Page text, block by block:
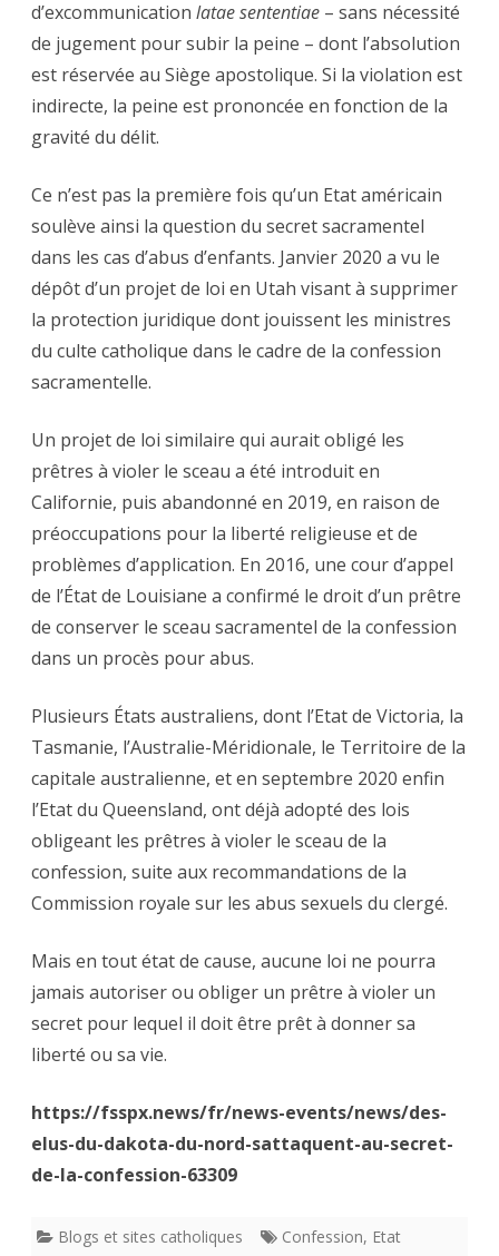
d’excommunication latae sententiae – sans nécessité
de jugement pour subir la peine – dont l’absolution
est réservée au Siège apostolique. Si la violation est
indirecte, la peine est prononcée en fonction de la
gravité du délit.
Ce n’est pas la première fois qu’un Etat américain
soulève ainsi la question du secret sacramentel
dans les cas d’abus d’enfants. Janvier 2020 a vu le
dépôt d’un projet de loi en Utah visant à supprimer
la protection juridique dont jouissent les ministres
du culte catholique dans le cadre de la confession
sacramentelle.
Un projet de loi similaire qui aurait obligé les
prêtres à violer le sceau a été introduit en
Californie, puis abandonné en 2019, en raison de
préoccupations pour la liberté religieuse et de
problèmes d’application. En 2016, une cour d’appel
de l’État de Louisiane a confirmé le droit d’un prêtre
de conserver le sceau sacramentel de la confession
dans un procès pour abus.
Plusieurs États australiens, dont l’Etat de Victoria, la
Tasmanie, l’Australie-Méridionale, le Territoire de la
capitale australienne, et en septembre 2020 enfin
l’Etat du Queensland, ont déjà adopté des lois
obligeant les prêtres à violer le sceau de la
confession, suite aux recommandations de la
Commission royale sur les abus sexuels du clergé.
Mais en tout état de cause, aucune loi ne pourra
jamais autoriser ou obliger un prêtre à violer un
secret pour lequel il doit être prêt à donner sa
liberté ou sa vie.
https://fsspx.news/fr/news-events/news/des-
elus-du-dakota-du-nord-sattaquent-au-secret-
de-la-confession-63309
Blogs et sites catholiques Confession, Etat